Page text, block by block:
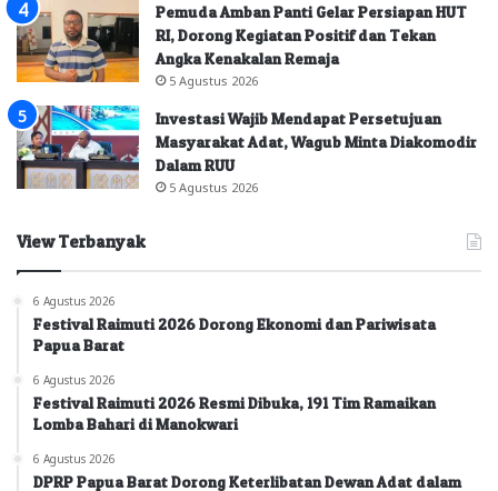
Pemuda Amban Panti Gelar Persiapan HUT
RI, Dorong Kegiatan Positif dan Tekan
Angka Kenakalan Remaja
5 Agustus 2026
Investasi Wajib Mendapat Persetujuan
Masyarakat Adat, Wagub Minta Diakomodir
Dalam RUU
5 Agustus 2026
View Terbanyak
6 Agustus 2026
Festival Raimuti 2026 Dorong Ekonomi dan Pariwisata
Papua Barat
6 Agustus 2026
Festival Raimuti 2026 Resmi Dibuka, 191 Tim Ramaikan
Lomba Bahari di Manokwari
6 Agustus 2026
DPRP Papua Barat Dorong Keterlibatan Dewan Adat dalam